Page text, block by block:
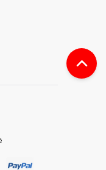
ne sont utilisées que
plus, consultez